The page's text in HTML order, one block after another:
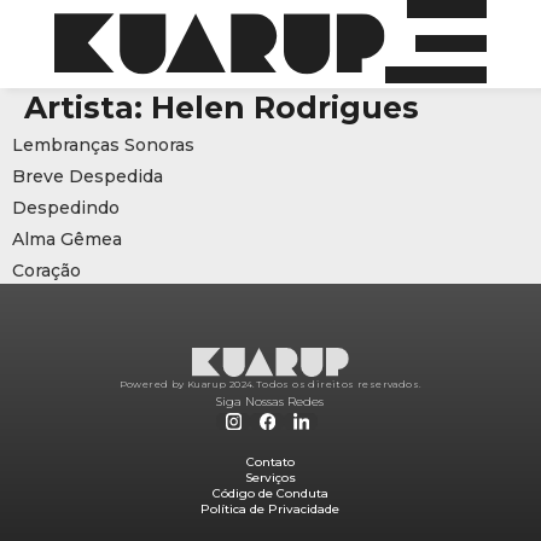
Artista: Helen Rodrigues
Lembranças Sonoras
Breve Despedida
Despedindo
Alma Gêmea
Coração
Powered by Kuarup 2024. Todos os direitos reservados.
Siga Nossas Redes
Contato
Serviços
Código de Conduta
Política de Privacidade